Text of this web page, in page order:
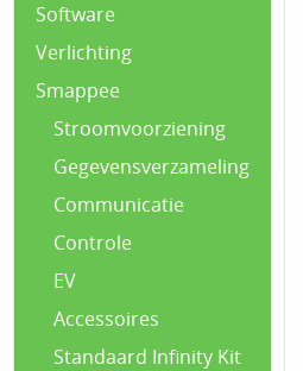
Software
Verlichting
Smappee
Stroomvoorziening
Gegevensverzameling
Communicatie
Controle
EV
Accessoires
Standaard Infinity Kit